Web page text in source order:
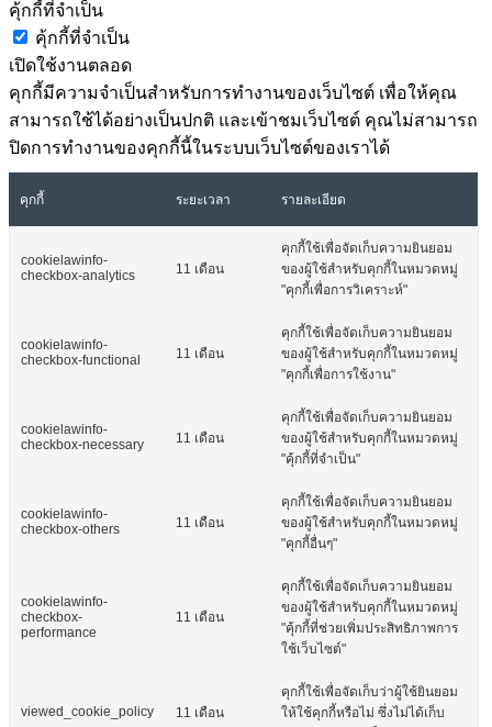
คุ้กกี้ที่จำเป็น
คุ้กกี้ที่จำเป็น
เปิดใช้งานตลอด
คุกกี้มีความจำเป็นสำหรับการทำงานของเว็บไซต์ เพื่อให้คุณ
สามารถใช้ได้อย่างเป็นปกติ และเข้าชมเว็บไซต์ คุณไม่สามารถ
ปิดการทำงานของคุกกี้นี้ในระบบเว็บไซต์ของเราได้
คุกกี้ ระยะเวลา รายละเอียด
cookielawinfo-
checkbox-analytics
11 เดือน
คุกกี้ใช้เพื่อจัดเก็บความยินยอม
ของผู้ใช้สำหรับคุกกี้ในหมวดหมู่
"คุกกี้เพื่อการวิเคราะห์"
cookielawinfo-
checkbox-functional
11 เดือน
คุกกี้ใช้เพื่อจัดเก็บความยินยอม
ของผู้ใช้สำหรับคุกกี้ในหมวดหมู่
"คุกกี้เพื่อการใช้งาน"
cookielawinfo-
checkbox-necessary
11 เดือน
คุกกี้ใช้เพื่อจัดเก็บความยินยอม
ของผู้ใช้สำหรับคุกกี้ในหมวดหมู่
"คุ้กกี้ที่จำเป็น"
cookielawinfo-
checkbox-others
11 เดือน
คุกกี้ใช้เพื่อจัดเก็บความยินยอม
ของผู้ใช้สำหรับคุกกี้ในหมวดหมู่
"คุกกี้อื่นๆ"
cookielawinfo-
checkbox-
performance
11 เดือน
คุกกี้ใช้เพื่อจัดเก็บความยินยอม
ของผู้ใช้สำหรับคุกกี้ในหมวดหมู่
"คุ้กกี้ที่ช่วยเพิ่มประสิทธิภาพการ
ใช้เว็บไซต์"
viewed_cookie_policy 11 เดือน
คุกกี้ใช้เพื่อจัดเก็บว่าผู้ใช้ยินยอม
ให้ใช้คุกกี้หรือไม่ ซึ่งไม่ได้เก็บ